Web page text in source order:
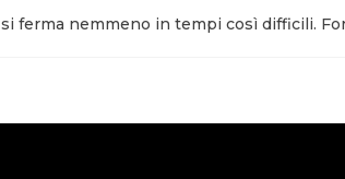
ferma nemmeno in tempi così difficili.